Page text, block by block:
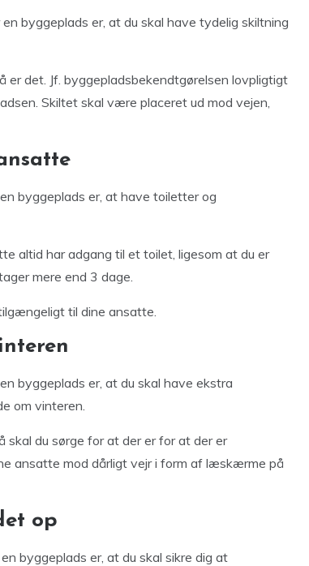
byggeplads er, at du skal have tydelig skiltning
er det. Jf. byggepladsbekendtgørelsen lovpligtigt
Skiltet skal være placeret ud mod vejen,
byggeplads er, at have toiletter og
altid har adgang til et toilet, ligesom at du er
mere end 3 dage.
til dine ansatte.
byggeplads er, at du skal have ekstra
om vinteren.
du sørge for at der er for at der er
ansatte mod dårligt vejr i form af læskærme på
op
byggeplads er, at du skal sikre dig at